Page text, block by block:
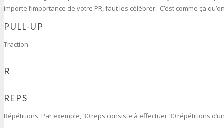
importe l’importance de votre PR, faut les célébrer. C’est comme ça
PULL-UP
Traction.
R
REPS
Répétitions. Par exemple, 30 reps consiste à effectuer 30 répétitions